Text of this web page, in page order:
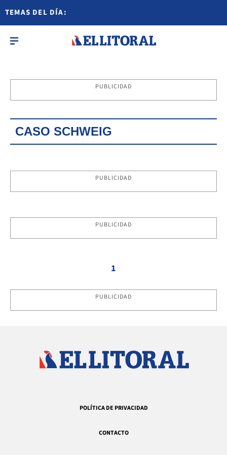
TEMAS DEL DÍA:
PUBLICIDAD
CASO SCHWEIG
PUBLICIDAD
PUBLICIDAD
1
PUBLICIDAD
POLÍTICA DE PRIVACIDAD
CONTACTO